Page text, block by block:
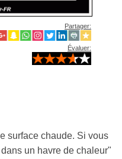
Partager:
Évaluer:
surface chaude. Si vous
un havre de chaleur"